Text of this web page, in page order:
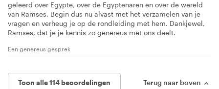
geleerd over Egypte, over de Egyptenaren en over de wereld
van Ramses. Begin dus nu alvast met het verzamelen van je
vragen en verheug je op de rondleiding met hem. Dankjewel,
Ramses, dat je je kennis zo genereus met ons deelt.
Een genereus gesprek
Toon alle 114 beoordelingen Terug naar boven